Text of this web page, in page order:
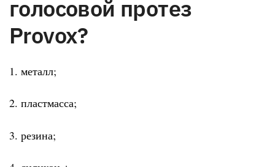
голосовой протез
Provox?
1. металл;
2. пластмасса;
3. резина;